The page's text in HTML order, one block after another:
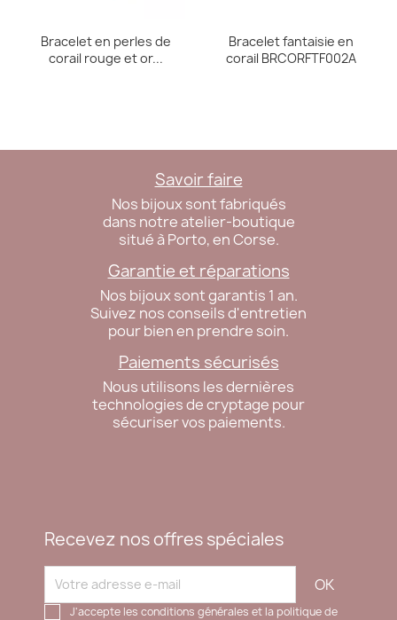
Bracelet en perles de
corail rouge et or...
Bracelet fantaisie en
corail BRCORFTF002A
Savoir faire
Nos bijoux sont fabriqués
dans notre atelier-boutique
situé à Porto, en Corse.
Garantie et réparations
Nos bijoux sont garantis 1 an.
Suivez nos conseils d'entretien
pour bien en prendre soin.
Paiements sécurisés
Nous utilisons les dernières
technologies de cryptage pour
sécuriser vos paiements.
Recevez nos offres spéciales
J'accepte les conditions générales et la politique de